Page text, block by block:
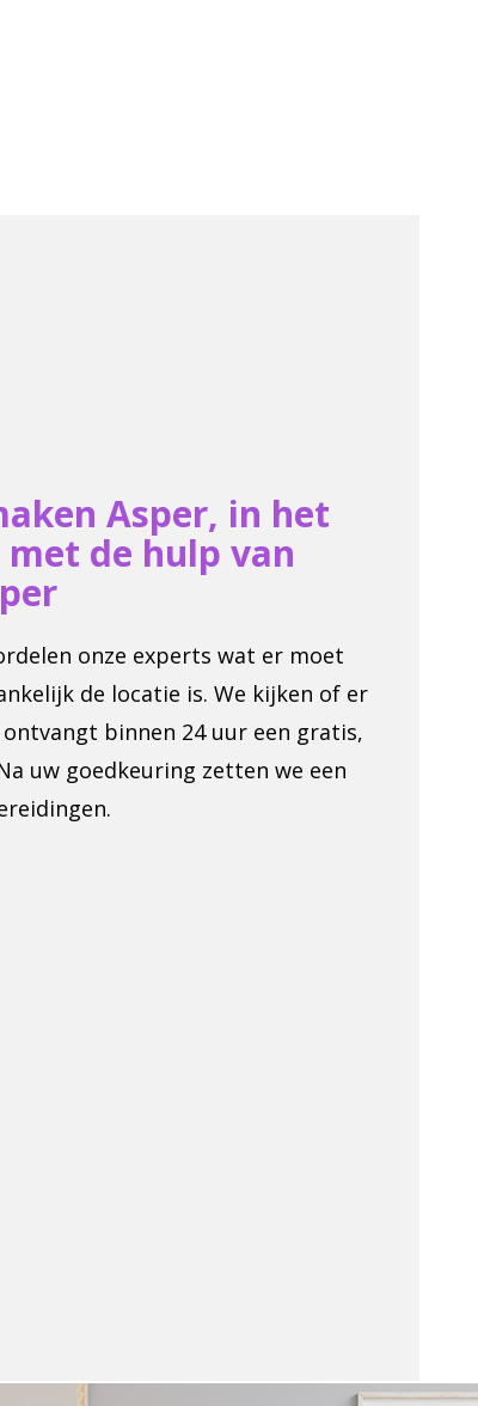
Asper, in het
de hulp van
onze experts wat er moet
de locatie is. We kijken of er
binnen 24 uur een gratis,
uw goedkeuring zetten we een